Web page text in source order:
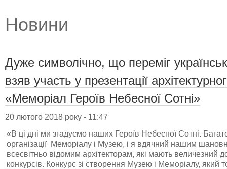
Новини
Дуже символічно, що переміг
взяв участь у презентації
«Меморіал Героїв Небесної Сотні»
20 лютого 2018 року - 11:47
«В ці дні ми згадуємо наших Героїв Небесної Сотні.
організації Меморіалу і Музею, і я вдячний нашим
всесвітньо відомим архітекторам, які мають величезний
конкурсів. Конкурс зі створення Музею і Меморіалу,